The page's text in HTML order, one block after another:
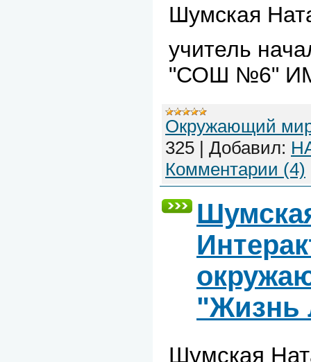
Шумская
учитель
"СОШ №6"
Окружающий
325 | Добавил:
Комментарии (4)
"Жизнь
Шумская